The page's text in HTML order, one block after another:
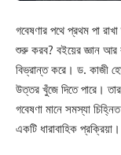
গবেষণার পথে প্রথম পা
শুরু করব? বইয়ের জ্ঞান আর
বিভ্রান্ত করে। ড. কাজী
উত্তর খুঁজে দিতে পারে।
গবেষণা মানে সমস্যা
একটি ধারাবাহিক প্রক্রিয়া।